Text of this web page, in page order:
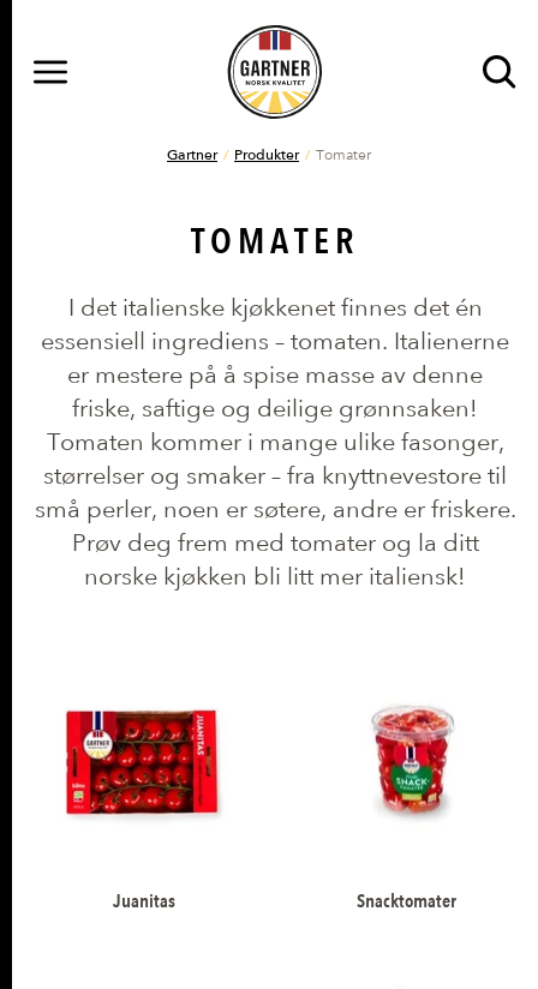
DU ER HERGartner Produkter Tomater
TOMATER
I det italienske kjøkkenet finnes det én
essensiell ingrediens – tomaten. Italienerne
er mestere på å spise masse av denne
friske, saftige og deilige grønnsaken!
Tomaten kommer i mange ulike fasonger,
størrelser og smaker – fra knyttnevestore til
små perler, noen er søtere, andre er friskere.
Prøv deg frem med tomater og la ditt
norske kjøkken bli litt mer italiensk!
Juanitas Snacktomater